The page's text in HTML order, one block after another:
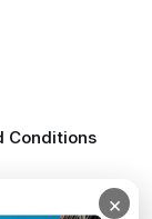
Conditions
×